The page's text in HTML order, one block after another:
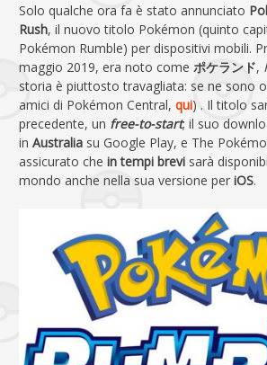
Solo qualche ora fa è stato annunciato
Rush, il nuovo titolo Pokémon (quinto
Pokémon Rumble) per dispositivi mobili.
maggio 2019, era noto come ポケランド,
storia è piuttosto travagliata: se ne sono
amici di Pokémon Central, qui) . Il titolo
precedente, un free-to-start; il suo
in Australia su Google Play, e The
assicurato che in tempi brevi sarà
mondo anche nella sua versione per iOS.